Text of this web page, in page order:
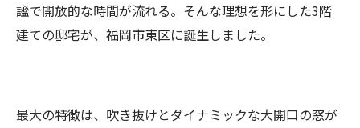
謐で開放的な時間が流れる。そんな理想を形にした3階
建ての邸宅が、福岡市東区に誕生しました。
最大の特徴は、吹き抜けとダイナミックな大開口の窓が